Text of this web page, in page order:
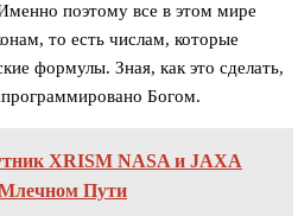
поэтому все в этом мире
то есть числам, которые
формулы. Зная, как это сделать,
Богом.
XRISM NASA и JAXA
Млечном Пути